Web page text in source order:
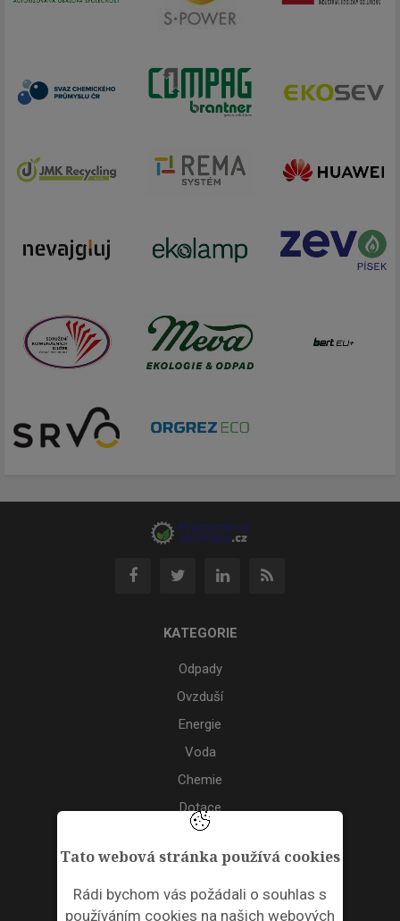
Tato webová stránka používá cookies
Rádi bychom vás požádali o souhlas s
používáním cookies na našich webových
KATEGORIE
Odpady
Ovzduší
Energie
Voda
Chemie
Dotace
Akce
ODPADNÍ PLASTY